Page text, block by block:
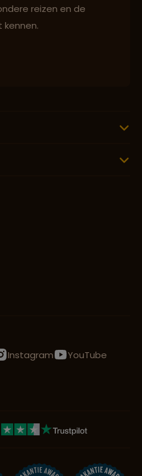
reizen en de
Instagram
YouTube